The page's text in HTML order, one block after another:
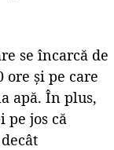
se încarcă de
ore și pe care
apă. În plus,
pe jos că